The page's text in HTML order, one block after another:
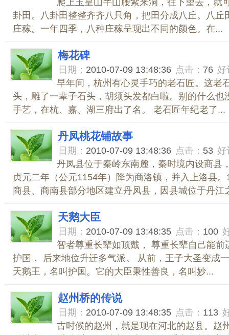
卦田。八卦田整整齐齐八只角，把田分成八丘。八丘
庄稼。一年四季，八种庄稼呈现出不同的颜色。在...
梅花碑
日期： 2010-07-09 13:48:36 点击： 76 好
早年间，杭州有心灵手巧的老石匠。这老
头，雕了一辈子石头，胡须头发都白啦。别的什么也
手艺，在杭、嘉、湖三府出了名。 老石匠年纪老了...
丹凤桃花铺故事
日期： 2010-07-09 13:48:36 点击： 53 好
丹凤县位于秦岭东南麓，秦时境内设商县
贞元二年（公元1154年）降为商洛镇，并入上洛县
商县、商南县部分地区建立丹凤县，因县城位于丹江
天鹅大臣
日期： 2010-07-09 13:48:35 点击： 100
智者尊重长辈如顶戴， 尊重长辈自己能前
护国， 后来地位升迁多气派。 从前，王子大圣变成
天鹅王，名叫护国。它的大臣秉性善良，名叫妙...
赵州桥的传说
日期： 2010-07-09 13:48:35 点击： 113
古时候的赵州，就是现在河北的赵县。赵